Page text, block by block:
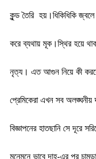
কুন্ড তৈরি হয়।ধিকিধিকি
করে ব্যথায় মূক।স্থির হয়ে
নৃত্য। এত আগুন নিয়ে কী
প্রেমিকেরা এখন সব অলঙ্ঘনীয়
বিজ্ঞাপনের হাতছানি সে দূরে
মনেমনে ভাবে দাহ-এর পর